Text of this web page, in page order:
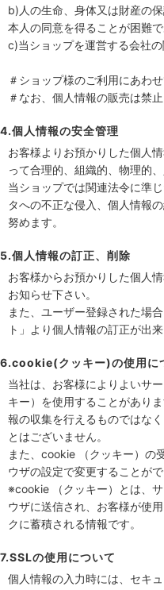
b)人の生命、身体又は財産の
本人の同意を得ることが困難
c)当ショップを運営する会社
＃ショップ様のご利用にあわ
＃なお、個人情報の販売は禁
4.個人情報の安全管理
お客様よりお預かりした個人
って合理的、組織的、物理的
当ショップでは関連法令に準
タへの不正な侵入、個人情報
努めます。
5.個人情報の訂正、削除
お客様からお預かりした個人
お知らせ下さい。
また、ユーザー登録された場
ト」より個人情報の訂正が出来
6.cookie(クッキー)の使用に
当社は、お客様によりよいサ
キー）を使用することがあり
報の収集を行えるものではな
とはございません。
また、cookie （クッキー）の
ウザの設定で変更することがで
※cookie （クッキー）とは、
ウザに送信され、お客様が使
クに蓄積される情報です。
7.SSLの使用について
個人情報の入力時には、セキ